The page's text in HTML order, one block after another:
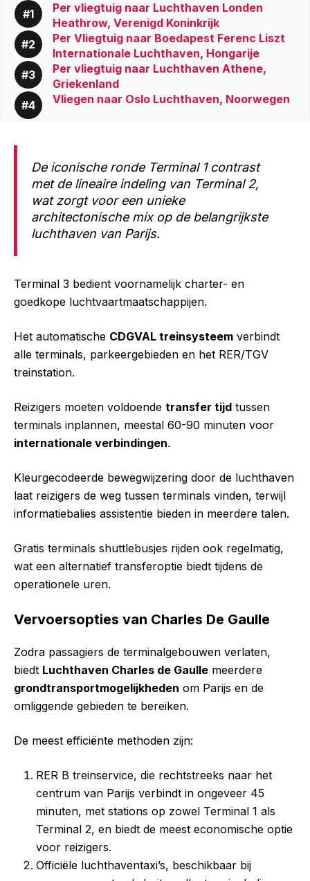
Per vliegtuig naar Luchthaven Londen
Heathrow, Verenigd Koninkrijk
Per Vliegtuig naar Boedapest Ferenc Liszt
Internationale Luchthaven, Hongarije
Per vliegtuig naar Luchthaven Athene,
Griekenland
Vliegen naar Oslo Luchthaven, Noorwegen
De iconische ronde Terminal 1 contrast
met de lineaire indeling van Terminal 2,
wat zorgt voor een unieke
architectonische mix op de belangrijkste
luchthaven van Parijs.
Terminal 3 bedient voornamelijk charter- en
goedkope luchtvaartmaatschappijen.
Het automatische CDGVAL treinsysteem verbindt
alle terminals, parkeergebieden en het RER/TGV
treinstation.
Reizigers moeten voldoende transfer tijd tussen
terminals inplannen, meestal 60-90 minuten voor
internationale verbindingen.
Kleurgecodeerde bewegwijzering door de luchthaven
laat reizigers de weg tussen terminals vinden, terwijl
informatiebalies assistentie bieden in meerdere talen.
Gratis terminals shuttlebusjes rijden ook regelmatig,
wat een alternatief transferoptie biedt tijdens de
operationele uren.
Vervoersopties van Charles De Gaulle
Zodra passagiers de terminalgebouwen verlaten,
biedt Luchthaven Charles de Gaulle meerdere
grondtransportmogelijkheden om Parijs en de
omliggende gebieden te bereiken.
De meest efficiënte methoden zijn:
RER B treinservice, die rechtstreeks naar het
centrum van Parijs verbindt in ongeveer 45
minuten, met stations op zowel Terminal 1 als
Terminal 2, en biedt de meest economische optie
voor reizigers.
Officiële luchthaventaxi’s, beschikbaar bij